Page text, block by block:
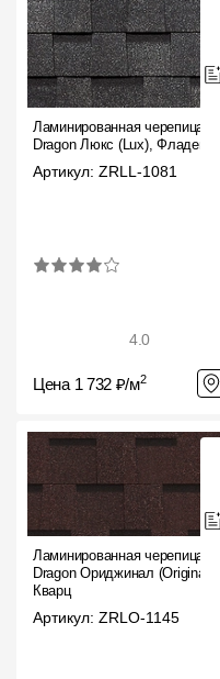
Ламинированная черепица
Dragon Люкс (Lux), Фладен
Артикул: ZRLL-1081
4.0
Цена 1 732 ₽/м2
Ламинированная черепица
Dragon Ориджинал (Original),
Кварц
Артикул: ZRLO-1145